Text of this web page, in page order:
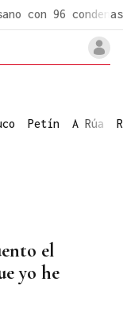
con 96 condenas
Petín A Rúa
el
yo he